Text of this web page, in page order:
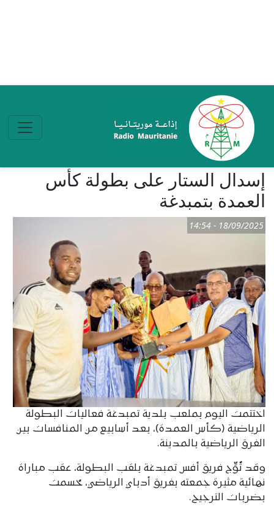
إسدال الستار على بطولة كأس
العمدة بتمبدغة
18/09/2025 - 14:54
اختتمت اليوم بملعب بلدية تمبدغة فعاليات البطولة
الرياضية (كأس العمدة)، بعد أسابيع من المنافسات بين
الفرق الرياضية بالمدينة.
وقد تُوِّج فريق أفس تمبدغة بلقب البطولة، عقب مباراة
نهائية مثيرة جمعته بفريق أدباي الرياضي، حُسمت
بضربات الترجيح.